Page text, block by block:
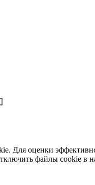
Для оценки
файлы cookie в